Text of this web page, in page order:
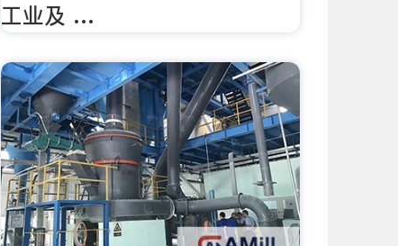
工业及 …